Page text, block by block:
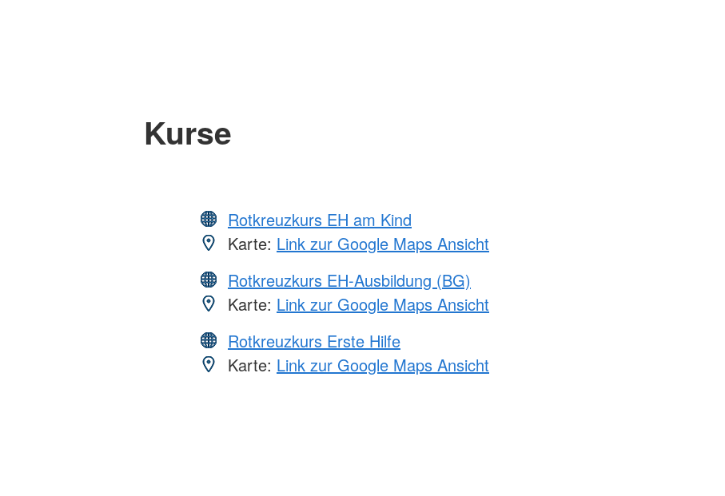
Kurse
Rotkreuzkurs EH am Kind
Karte: Link zur Google Maps Ansicht
Rotkreuzkurs EH-Ausbildung (BG)
Karte: Link zur Google Maps Ansicht
Rotkreuzkurs Erste Hilfe
Karte: Link zur Google Maps Ansicht